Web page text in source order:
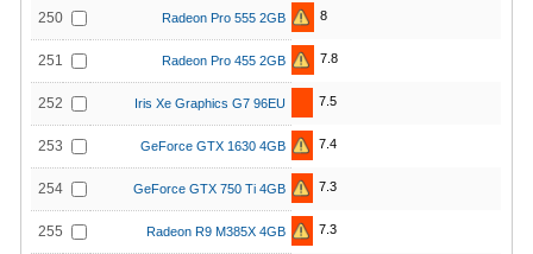
250 Radeon Pro 555 2GB 8
251 Radeon Pro 455 2GB 7.8
252 Iris Xe Graphics G7 96EU 7.5
253 GeForce GTX 1630 4GB 7.4
254 GeForce GTX 750 Ti 4GB 7.3
255 Radeon R9 M385X 4GB 7.3